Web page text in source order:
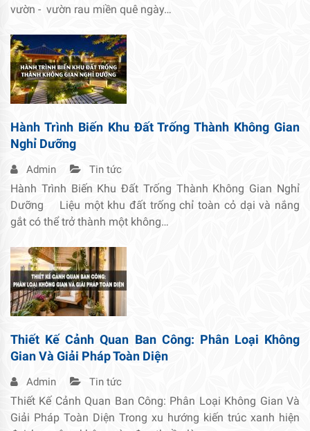
vườn - vườn rau miền quê ngày…
Hành Trình Biến Khu Đất Trống Thành Không Gian
Nghỉ Dưỡng
Admin Tin tức
Hành Trình Biến Khu Đất Trống Thành Không Gian Nghỉ
Dưỡng Liệu một khu đất trống chỉ toàn cỏ dại và nắng
gắt có thể trở thành một không…
Thiết Kế Cảnh Quan Ban Công: Phân Loại Không
Gian Và Giải Pháp Toàn Diện
Admin Tin tức
Thiết Kế Cảnh Quan Ban Công: Phân Loại Không Gian Và
Giải Pháp Toàn Diện Trong xu hướng kiến trúc xanh hiện